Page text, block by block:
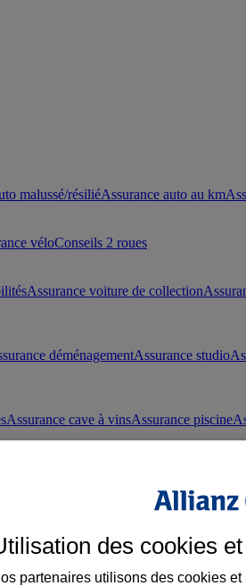
malussé/résiliéAssurance auto au km
véloConseils 2 roues
Assurance voiture de collection
déménagementAssurance studio
Assurance cave à vinsAssurance piscine
Conseils santé
des cookies
partenaires utilisons des cookies